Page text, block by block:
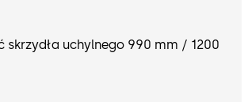
skrzydła uchylnego 990 mm / 1200